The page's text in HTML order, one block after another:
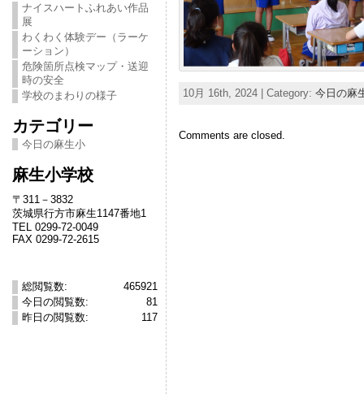
ナイスハートふれあい作品
展
わくわく体験デー（ラーケ
ーション）
危険箇所点検マップ・送迎
時の安全
学校のまわりの様子
カテゴリー
今日の麻生小
麻生小学校
〒311－3832
茨城県行方市麻生1147番地1
TEL 0299-72-0049
FAX 0299-72-2615
465921
総閲覧数:
81
今日の閲覧数:
117
昨日の閲覧数:
10月 16th, 2024 | Category: 今日の麻
Comments are closed.